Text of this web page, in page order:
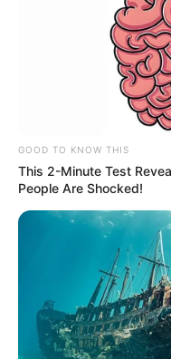
GOOD TO KNOW THIS
This 2-Minute Test
People Are Shocked!